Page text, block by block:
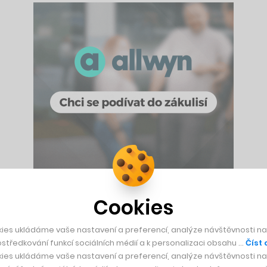
publikaci tou nejpřístupnější, kterou kdy Václav Smil
zhruba 360 stránkách najdete.
si totiž dal ambiciózní úkol: co nejobsáhleji, přitom
Cookies
ukládáme vaše nastavení a preferencí, analýze návštěvnosti
funkcí sociálních médií a k personalizaci obsahu … Číst
ukládáme vaše nastavení a preferencí, analýze návštěvnosti